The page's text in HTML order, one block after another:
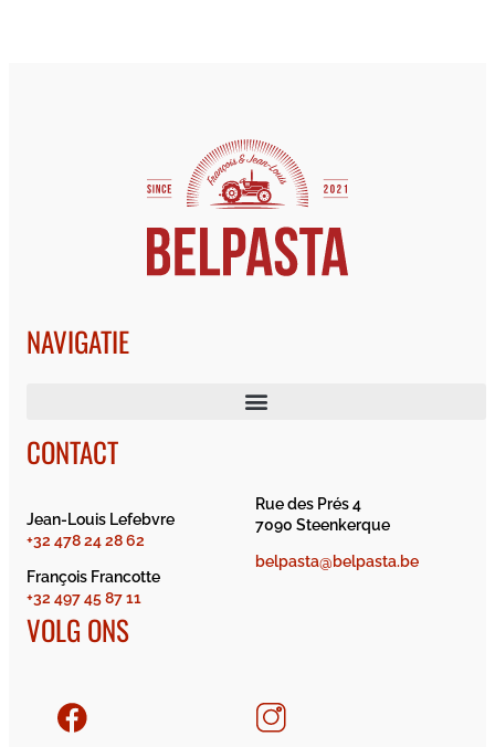
NAVIGATIE
CONTACT
Jean-Louis Lefebvre
+32 478 24 28 62
François Francotte
+32 497 45 87 11
Rue des Prés 4
7090 Steenkerque
belpasta@belpasta.be
VOLG ONS